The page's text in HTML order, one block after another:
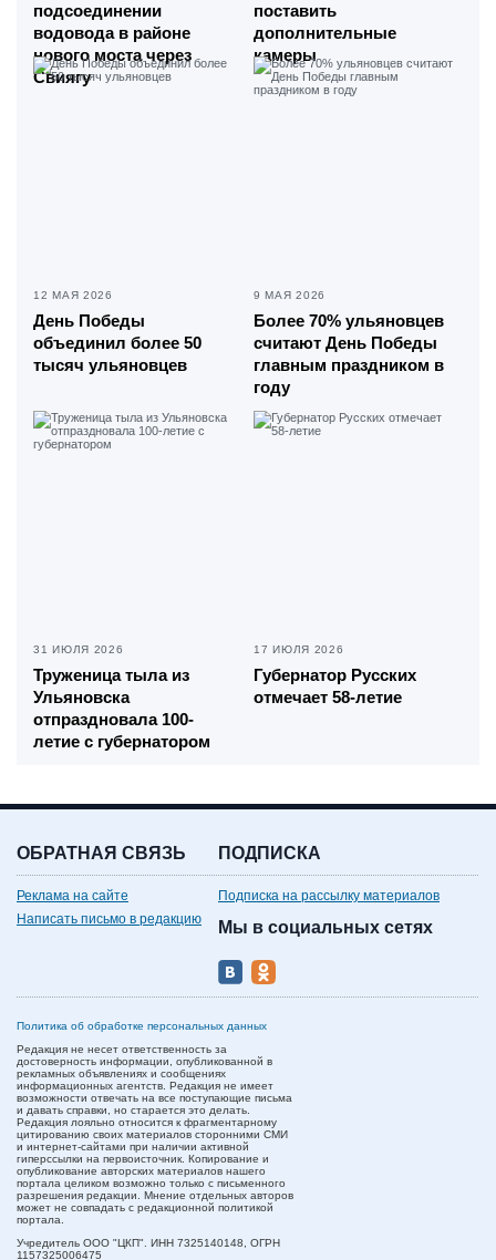
подсоединении
водовода в районе
нового моста через
Свиягу
поставить
дополнительные
камеры
12 МАЯ 2026
День Победы
объединил более 50
тысяч ульяновцев
9 МАЯ 2026
Более 70% ульяновцев
считают День Победы
главным праздником в
году
31 ИЮЛЯ 2026
Труженица тыла из
Ульяновска
отпраздновала 100-
летие с губернатором
17 ИЮЛЯ 2026
Губернатор Русских
отмечает 58-летие
ОБРАТНАЯ СВЯЗЬ
Реклама на сайте
Написать письмо в редакцию
ПОДПИСКА
Подписка на рассылку материалов
Мы в социальных сетях
Политика об обработке персональных данных
Редакция не несет ответственность за
достоверность информации, опубликованной в
рекламных объявлениях и сообщениях
информационных агентств. Редакция не имеет
возможности отвечать на все поступающие письма
и давать справки, но старается это делать.
Редакция лояльно относится к фрагментарному
цитированию своих материалов сторонними СМИ
и интернет-сайтами при наличии активной
гиперссылки на первоисточник. Копирование и
опубликование авторских материалов нашего
портала целиком возможно только с письменного
разрешения редакции. Мнение отдельных авторов
может не совпадать с редакционной политикой
портала.
Учредитель ООО "ЦКП". ИНН 7325140148, ОГРН
1157325006475